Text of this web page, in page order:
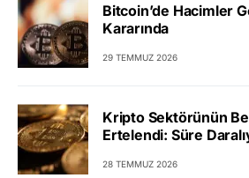
Bitcoin’de Hacimler
Kararında
29 TEMMUZ 2026
Kripto Sektörünün
Ertelendi: Süre
28 TEMMUZ 2026